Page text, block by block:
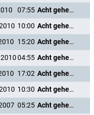
07:55
Acht gehen türmen
10:00
Acht gehen türmen
15:20
Acht gehen türmen
04:55
Acht gehen türmen
17:02
Acht gehen türmen
10:30
Acht gehen türmen
05:25
Acht gehen türmen